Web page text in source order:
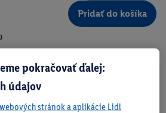
Pridať do košíka
pokračovať ďalej:
údajov
stránok a aplikácie Lidl